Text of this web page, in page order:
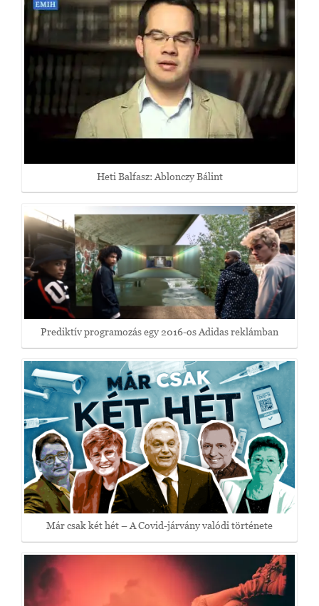
Heti Balfasz: Ablonczy Bálint
Prediktív programozás egy 2016-os Adidas reklámban
Már csak két hét – A Covid-járvány valódi története